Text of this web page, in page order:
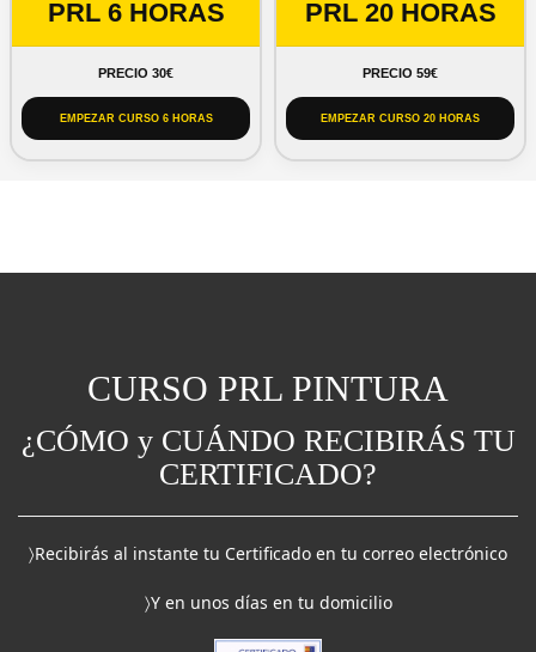
PRL 6 HORAS
PRECIO 30€
EMPEZAR CURSO 6 HORAS
PRL 20 HORAS
PRECIO 59€
EMPEZAR CURSO 20 HORAS
CURSO PRL PINTURA
¿CÓMO y CUÁNDO RECIBIRÁS TU
CERTIFICADO?
〉Recibirás al instante tu Certificado en tu correo electrónico
〉Y en unos días en tu domicilio